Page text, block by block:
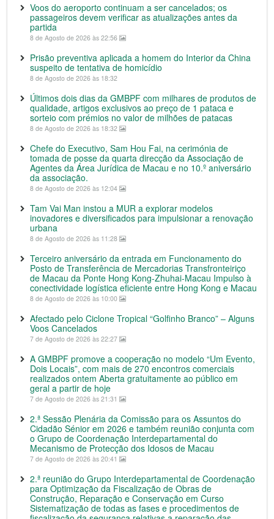
Voos do aeroporto continuam a ser cancelados; os
passageiros devem verificar as atualizações antes da
partida
8 de Agosto de 2026 às 22:56
Prisão preventiva aplicada a homem do Interior da China
suspeito de tentativa de homicídio
8 de Agosto de 2026 às 18:32
Últimos dois dias da GMBPF com milhares de produtos de
qualidade, artigos exclusivos ao preço de 1 pataca e
sorteio com prémios no valor de milhões de patacas
8 de Agosto de 2026 às 18:32
Chefe do Executivo, Sam Hou Fai, na cerimónia de
tomada de posse da quarta direcção da Associação de
Agentes da Área Jurídica de Macau e no 10.º aniversário
da associação.
8 de Agosto de 2026 às 12:04
Tam Vai Man instou a MUR a explorar modelos
inovadores e diversificados para impulsionar a renovação
urbana
8 de Agosto de 2026 às 11:28
Terceiro aniversário da entrada em Funcionamento do
Posto de Transferência de Mercadorias Transfronteiriço
de Macau da Ponte Hong Kong-Zhuhai-Macau Impulso à
conectividade logística eficiente entre Hong Kong e Macau
8 de Agosto de 2026 às 10:00
Afectado pelo Ciclone Tropical “Golfinho Branco” – Alguns
Voos Cancelados
7 de Agosto de 2026 às 22:27
A GMBPF promove a cooperação no modelo “Um Evento,
Dois Locais”, com mais de 270 encontros comerciais
realizados ontem Aberta gratuitamente ao público em
geral a partir de hoje
7 de Agosto de 2026 às 21:31
2.ª Sessão Plenária da Comissão para os Assuntos do
Cidadão Sénior em 2026 e também reunião conjunta com
o Grupo de Coordenação Interdepartamental do
Mecanismo de Protecção dos Idosos de Macau
7 de Agosto de 2026 às 20:41
2.ª reunião do Grupo Interdepartamental de Coordenação
para Optimização da Fiscalização de Obras de
Construção, Reparação e Conservação em Curso
Sistematização de todas as fases e procedimentos de